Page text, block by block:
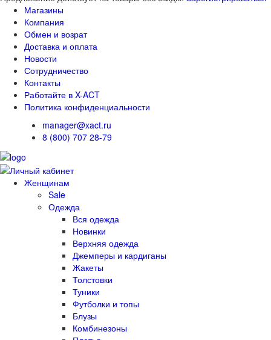
Магазины
Компания
Обмен и возрат
Доставка и оплата
Новости
Сотрудничество
Контакты
Работайте в X-ACT
Политика конфиденциальности
manager@xact.ru
8 (800) 707 28-79
Женщинам
Sale
Одежда
Вся одежда
Новинки
Верхняя одежда
Джемперы и кардиганы
Жакеты
Толстовки
Туники
Футболки и топы
Блузы
Комбинезоны